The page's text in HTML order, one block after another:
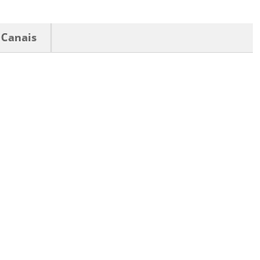
Canais